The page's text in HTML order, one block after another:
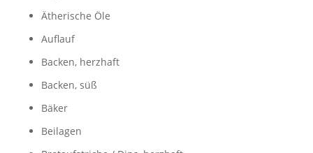
Ätherische Öle
Auflauf
Backen, herzhaft
Backen, süß
Bäker
Beilagen